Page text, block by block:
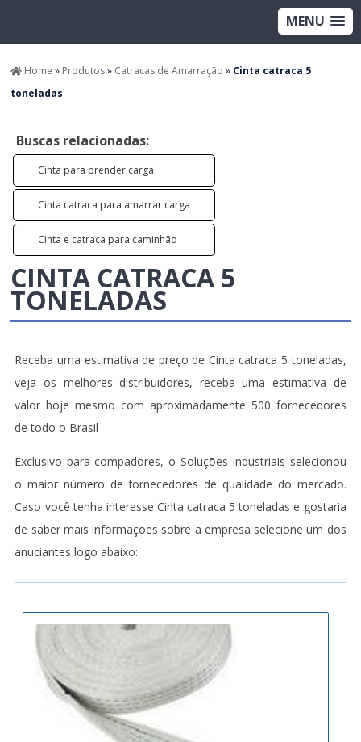
MENU
Home » Produtos» Catracas de Amarração » Cinta catraca 5
toneladas
Buscas relacionadas:
Cinta para prender carga
Cinta catraca para amarrar carga
Cinta e catraca para caminhão
CINTA CATRACA 5
TONELADAS
Receba uma estimativa de preço de Cinta catraca 5 toneladas,
veja os melhores distribuidores, receba uma estimativa de
valor hoje mesmo com aproximadamente 500 fornecedores
de todo o Brasil
Exclusivo para compadores, o Soluções Industriais selecionou
o maior número de fornecedores de qualidade do mercado.
Caso você tenha interesse Cinta catraca 5 toneladas e gostaria
de saber mais informações sobre a empresa selecione um dos
anuciantes logo abaixo: